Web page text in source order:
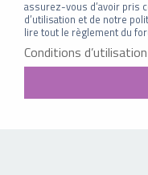
assurez-vous d’avoir pris
d’utilisation et de notre
lire tout le règlement du
Conditions d’utilisation